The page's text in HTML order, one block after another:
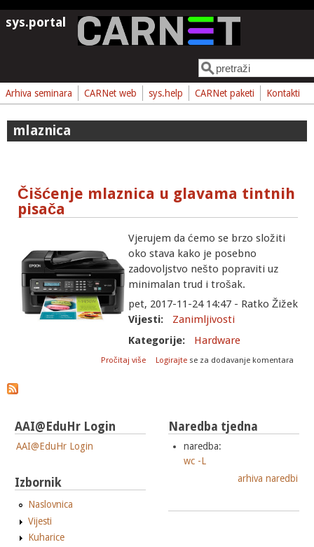
Skoči na glavni sadržaj
sys.portal
Obrazac pretrage
Pretraga
Arhiva seminara CARNet web sys.help CARNet paketi Kontakti
mlaznica
Čišćenje mlaznica u glavama tintnih
pisača
Vjerujem da ćemo se brzo složiti
oko stava kako je posebno
zadovoljstvo nešto popraviti uz
minimalan trud i trošak.
pet, 2017-11-24 14:47 - Ratko Žižek
Vijesti:
Zanimljivosti
Kategorije:
Hardware
Pročitaj više
o Čišćenje mlaznica u glavama tintnih
Logirajte se za dodavanje komentara
AAI@EduHr Login
AAI@EduHr Login
Izbornik
Naslovnica
Vijesti
Kuharice
Naredba tjedna
naredba:
wc -L
arhiva naredbi